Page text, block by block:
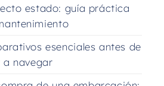
estado: guía práctica
esenciales antes de
a navegar